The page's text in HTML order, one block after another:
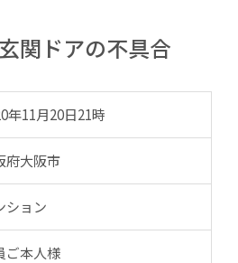
関ドアの不具合
年11月20日21時
府大阪市
ション
ご本人様